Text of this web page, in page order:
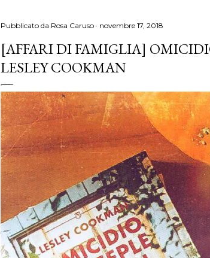
Pubblicato da Rosa Caruso novembre 17, 2018
[AFFARI DI FAMIGLIA]
LESLEY COOKMAN